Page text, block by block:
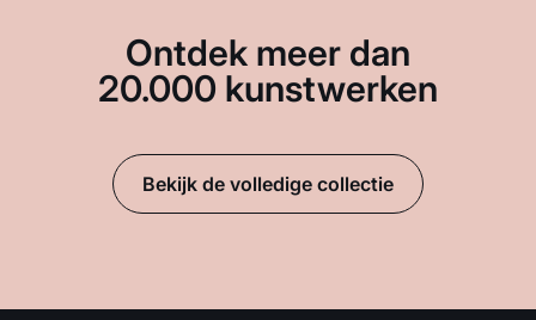
Ontdek meer dan
20.000 kunstwerken
Bekijk de volledige collectie